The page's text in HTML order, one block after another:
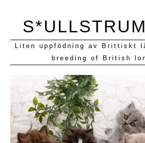
BLOGG
KULLAR VI HAFT
Liten uppfödning av Brittiskt
breeding of British